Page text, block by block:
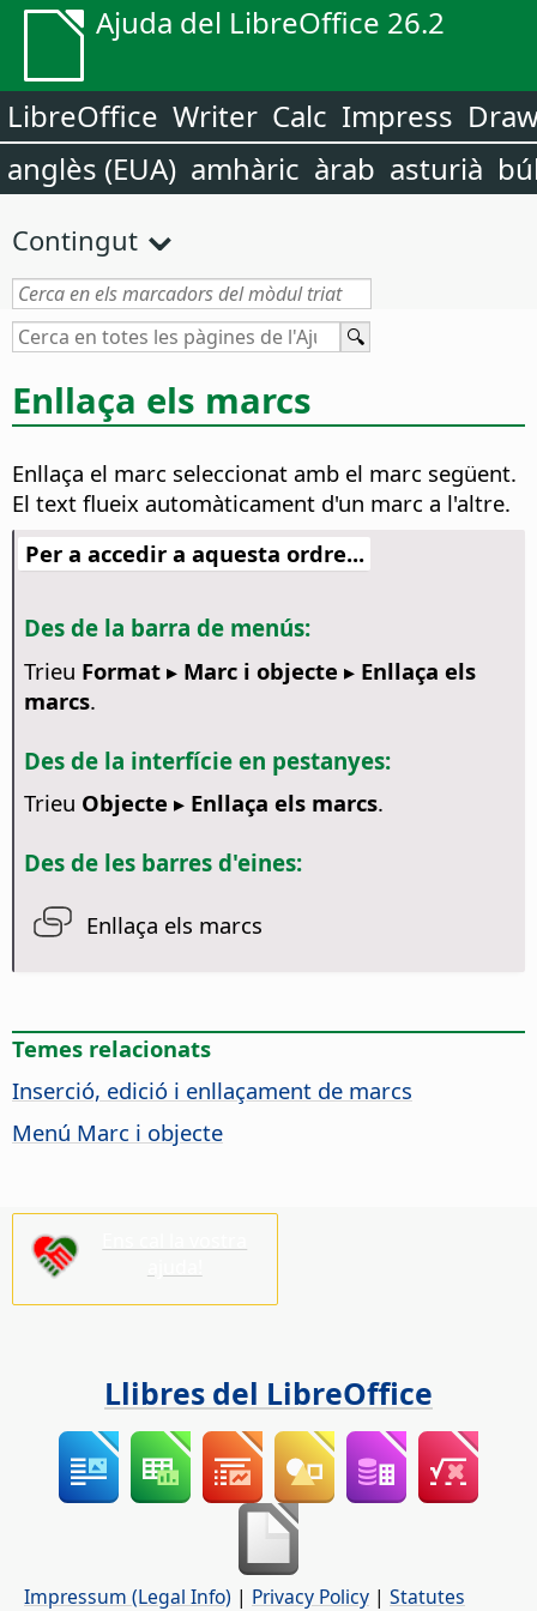
Ajuda del LibreOffice 26.2
LibreOffice Writer Calc Impress
anglès (EUA) amhàric àrab asturià
Contingut
Enllaça els marcs
Enllaça el marc seleccionat amb el marc següent.
El text flueix automàticament d'un marc a l'altre.
Per a accedir a aquesta ordre...
Des de la barra de menús:
Trieu Format ▸ Marc i objecte ▸ Enllaça els
marcs.
Des de la interfície en pestanyes:
Trieu Objecte ▸ Enllaça els marcs.
Des de les barres d'eines:
Enllaça els marcs
Temes relacionats
Inserció, edició i enllaçament de marcs
Menú Marc i objecte
Llibres del LibreOffice
Impressum (Legal Info) | Privacy Policy | Statutes